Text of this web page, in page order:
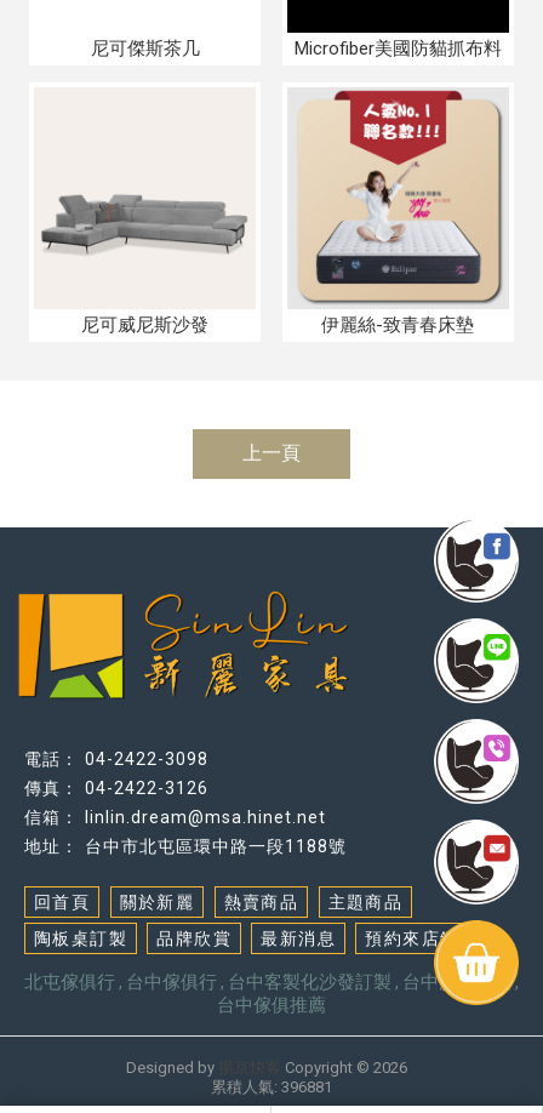
尼可傑斯茶几 Microfiber美國防貓抓布料
尼可威尼斯沙發 伊麗絲-致青春床墊
上一頁
04-2422-3098
04-2422-3126
linlin.dream@msa.hinet.net
台中市北屯區環中路一段1188號
回首頁 關於新麗 熱賣商品
主題商品
陶板桌訂製
品牌欣賞 最新消息 預約來店鑑賞
北屯傢俱行 台中傢俱行 台中客製化沙發訂製
台中沙發訂製
台中傢俱推薦
Designed by 揚京快客 Copyright © 2026
累積人氣: 396881